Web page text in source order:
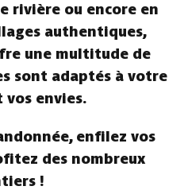
rivière ou encore en
authentiques,
une multitude de
sont adaptés à votre
vos envies.
enfilez vos
des nombreux
!